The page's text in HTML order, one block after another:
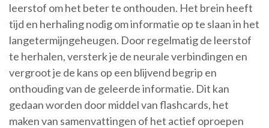
leerstof om het beter te onthouden. Het brein heeft
tijd en herhaling nodig om informatie op te slaan in het
langetermijngeheugen. Door regelmatig de leerstof
te herhalen, versterk je de neurale verbindingen en
vergroot je de kans op een blijvend begrip en
onthouding van de geleerde informatie. Dit kan
gedaan worden door middel van flashcards, het
maken van samenvattingen of het actief oproepen